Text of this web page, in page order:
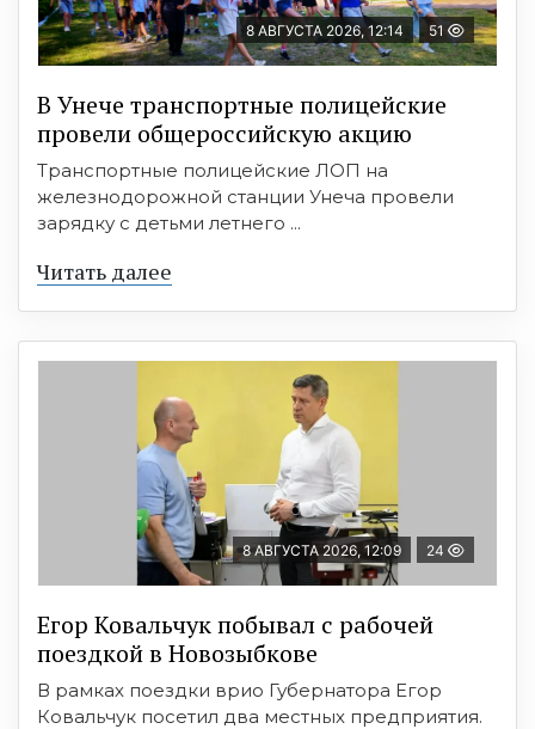
8 АВГУСТА 2026, 12:14 51
В Унече транспортные полицейские
провели общероссийскую акцию
Транспортные полицейские ЛОП на
железнодорожной станции Унеча провели
зарядку с детьми летнего ...
Читать далее
8 АВГУСТА 2026, 12:09 24
Егор Ковальчук побывал с рабочей
поездкой в Новозыбкове
В рамках поездки врио Губернатора Егор
Ковальчук посетил два местных предприятия.